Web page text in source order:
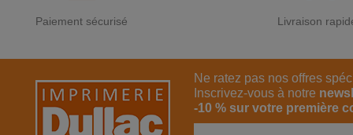
Paiement sécurisé Livraison
Ne ratez pas nos offres
Inscrivez-vous à notre
-10 % sur votre première